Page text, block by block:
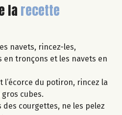
larecette
navets, rincez-les,
en tronçons et les navets en
l’écorce du potiron, rincez la
cubes.
des courgettes, ne les pelez